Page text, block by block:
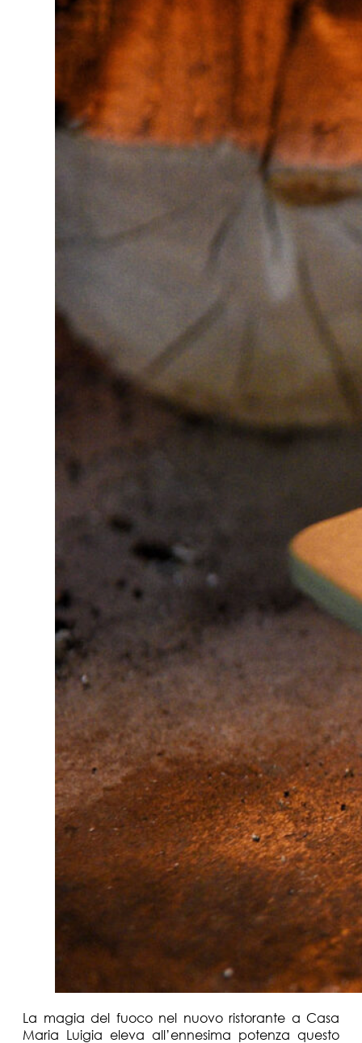
La magia del fuoco nel nuovo ristorante a Casa
Maria Luigia eleva all’ennesima potenza questo